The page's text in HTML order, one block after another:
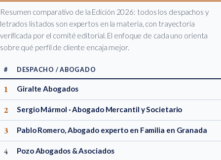
Resumen comparativo de la Edición 2026: todos los despachos y
letrados listados son expertos en la materia, con trayectoria
verificada por el comité editorial. El enfoque de cada uno orienta
sobre qué perfil de cliente encaja mejor.
# DESPACHO / ABOGADO
1 Giralte Abogados
2 Sergio Mármol · Abogado Mercantil y Societario
3 Pablo Romero, Abogado experto en Familia en Granada
4 Pozo Abogados & Asociados